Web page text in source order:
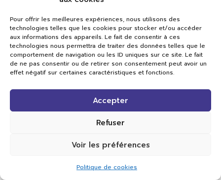
Pour offrir les meilleures expériences, nous utilisons des
technologies telles que les cookies pour stocker et/ou accéder
aux informations des appareils. Le fait de consentir à ces
technologies nous permettra de traiter des données telles que le
comportement de navigation ou les ID uniques sur ce site. Le fait
de ne pas consentir ou de retirer son consentement peut avoir un
effet négatif sur certaines caractéristiques et fonctions.
Accepter
Refuser
Voir les préférences
Politique de cookies
Val TV
Centre de Compétences Médias
Rue du Pont-Neuf 24
Tous droits réservés.
Réalisation Cavin-Baudat Digital Lab